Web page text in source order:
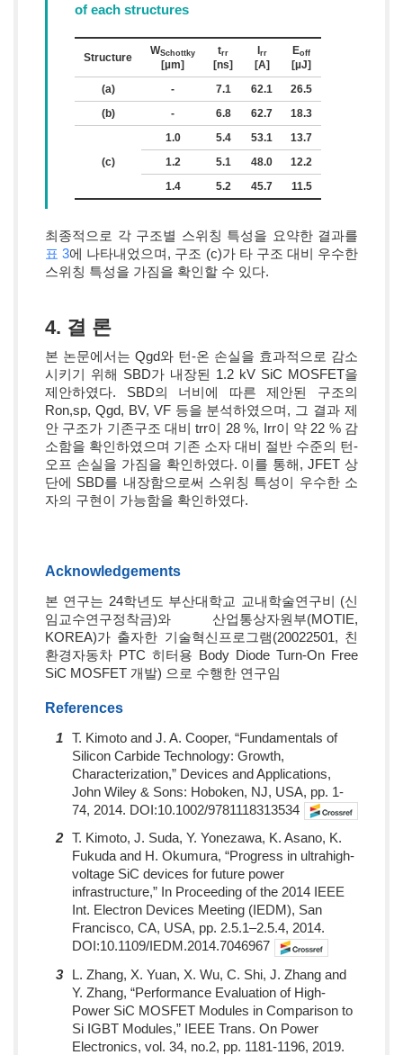
of each structures
Structure
WSchottky
[µm]
trr
[ns]
Irr
[A]
Eoff
[µJ]
(a)
- 7.1 62.1
26.5
(b)
- 6.8 62.7 18.3
(c)
1.0 5.4 53.1
13.7
1.2
5.1 48.0
12.2
1.4
5.2 45.7 11.5
최종적으로 각 구조별 스위칭 특성을 요약한 결과를
표 3에 나타내었으며, 구조 (c)가 타 구조 대비 우수한
스위칭 특성을 가짐을 확인할 수 있다.
4. 결 론
본 논문에서는 Qgd와 턴-온 손실을 효과적으로 감소
시키기 위해 SBD가 내장된 1.2 kV SiC MOSFET을
제안하였다. SBD의 너비에 따른 제안된 구조의
Ron,sp, Qgd, BV, VF 등을 분석하였으며, 그 결과 제
안 구조가 기존구조 대비 trr이 28 %, Irr이 약 22 % 감
소함을 확인하였으며 기존 소자 대비 절반 수준의 턴-
오프 손실을 가짐을 확인하였다. 이를 통해, JFET 상
단에 SBD를 내장함으로써 스위칭 특성이 우수한 소
자의 구현이 가능함을 확인하였다.
Acknowledgements
본 연구는 24학년도 부산대학교 교내학술연구비 (신
임교수연구정착금)와 산업통상자원부(MOTIE,
KOREA)가 출자한 기술혁신프로그램(20022501, 친
환경자동차 PTC 히터용 Body Diode Turn-On Free
SiC MOSFET 개발) 으로 수행한 연구임
References
1 T. Kimoto and J. A. Cooper, “Fundamentals of
Silicon Carbide Technology: Growth,
Characterization,” Devices and Applications,
John Wiley & Sons: Hoboken, NJ, USA, pp. 1-
74, 2014. DOI:10.1002/9781118313534
2 T. Kimoto, J. Suda, Y. Yonezawa, K. Asano, K.
Fukuda and H. Okumura, “Progress in ultrahigh-
voltage SiC devices for future power
infrastructure,” In Proceeding of the 2014 IEEE
Int. Electron Devices Meeting (IEDM), San
Francisco, CA, USA, pp. 2.5.1–2.5.4, 2014.
DOI:10.1109/IEDM.2014.7046967
3
L. Zhang, X. Yuan, X. Wu, C. Shi, J. Zhang and
Y. Zhang, “Performance Evaluation of High-
Power SiC MOSFET Modules in Comparison to
Si IGBT Modules,” IEEE Trans. On Power
Electronics, vol. 34, no.2, pp. 1181-1196, 2019.